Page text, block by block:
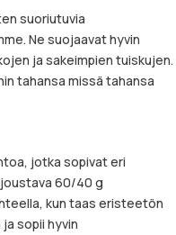
suoriutuvia
Ne suojaavat hyvin
ja sakeimpien tuiskujen.
tahansa missä tahansa
jotka sopivat eri
60/40 g
kun taas eristeetön
sopii hyvin